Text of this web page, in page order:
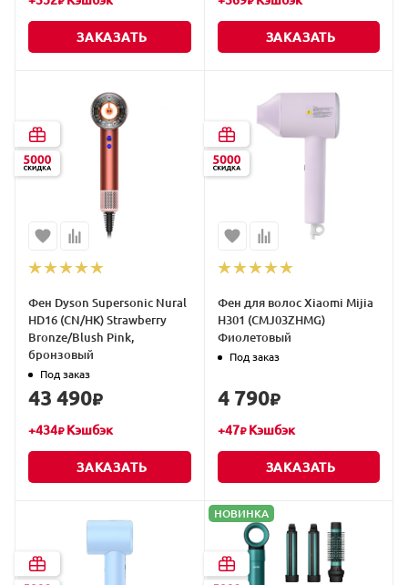
ЗАКАЗАТЬ ЗАКАЗАТЬ
Фен Dyson Supersonic Nural
HD16 (CN/HK) Strawberry
Bronze/Blush Pink,
бронзовый
Под заказ
43 490₽
+434₽Кэшбэк
ЗАКАЗАТЬ
Фен для волос Xiaomi Mijia
H301 (CMJ03ZHMG)
Фиолетовый
Под заказ
4 790₽
+47₽Кэшбэк
ЗАКАЗАТЬ
НОВИНКА